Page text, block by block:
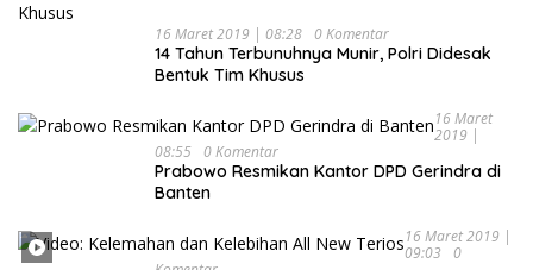
16 Maret 2019 | 08:28 0 Komentar
14 Tahun Terbunuhnya Munir, Polri Didesak
Bentuk Tim Khusus
16 Maret
2019 |
08:55 0 Komentar
Prabowo Resmikan Kantor DPD Gerindra di
Banten
16 Maret 2019 |
09:03
0